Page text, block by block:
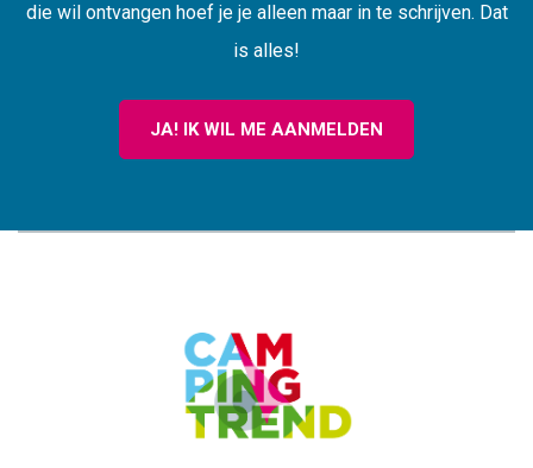
die wil ontvangen hoef je je alleen maar in te schrijven. Dat
is alles!
JA! IK WIL ME AANMELDEN